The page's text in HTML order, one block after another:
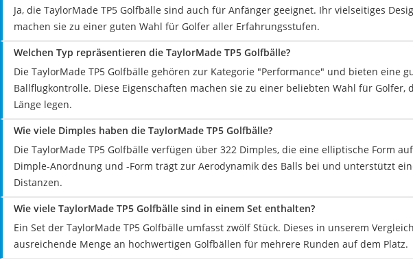
Ja, die TaylorMade TP5 Golfbälle sind auch für Anfänger geeignet. Ihr vielseitiges
machen sie zu einer guten Wahl für Golfer aller Erfahrungsstufen.
Welchen Typ repräsentieren die TaylorMade TP5 Golfbälle?
Die TaylorMade TP5 Golfbälle gehören zur Kategorie "Performance" und bieten eine
Ballflugkontrolle. Diese Eigenschaften machen sie zu einer beliebten Wahl für Golfer,
Länge legen.
Wie viele Dimples haben die TaylorMade TP5 Golfbälle?
Die TaylorMade TP5 Golfbälle verfügen über 322 Dimples, die eine elliptische Form
Dimple-Anordnung und -Form trägt zur Aerodynamik des Balls bei und unterstützt
Distanzen.
Wie viele TaylorMade TP5 Golfbälle sind in einem Set enthalten?
Ein Set der TaylorMade TP5 Golfbälle umfasst zwölf Stück. Dieses in unserem
ausreichende Menge an hochwertigen Golfbällen für mehrere Runden auf dem Platz.